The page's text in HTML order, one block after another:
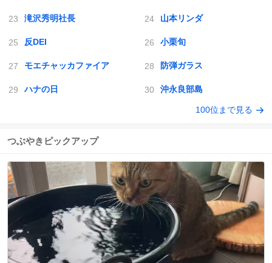
滝沢秀明社長 山本リンダ
反DEI 小栗旬
モエチャッカファイア 防弾ガラス
ハナの日 沖永良部島
100位まで見る
つぶやきピックアップ